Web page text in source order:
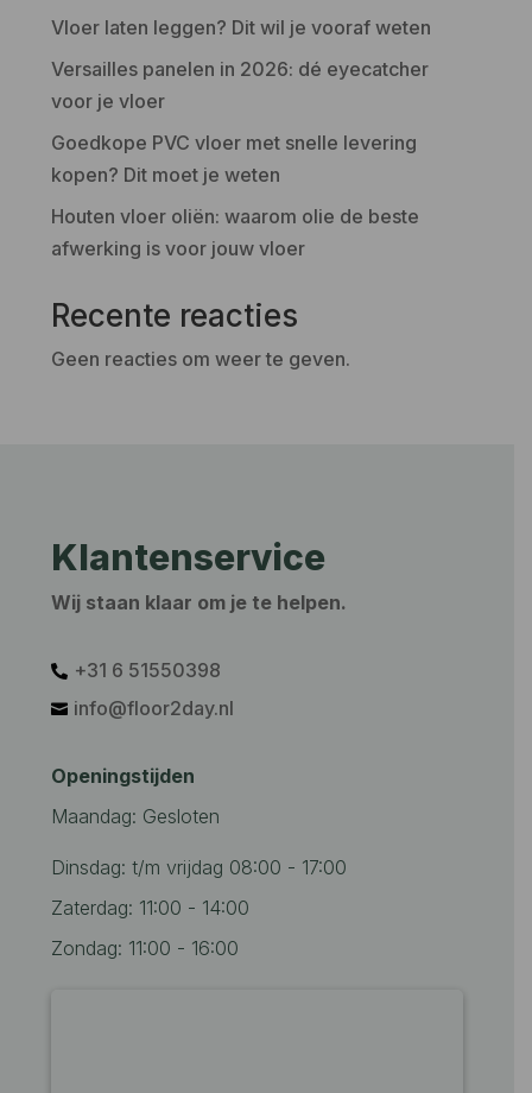
Vloer laten leggen? Dit wil je vooraf weten
Versailles panelen in 2026: dé eyecatcher
voor je vloer
Goedkope PVC vloer met snelle levering
kopen? Dit moet je weten
Houten vloer oliën: waarom olie de beste
afwerking is voor jouw vloer
Recente reacties
Geen reacties om weer te geven.
Klantenservice
Wij staan klaar om je te helpen.
 +31 6 51550398‬
 info@floor2day.nl
Openingstijden
Maandag: Gesloten
Dinsdag: t/m vrijdag 08:00 - 17:00
Zaterdag: 11:00 - 14:00
Zondag: 11:00 - 16:00